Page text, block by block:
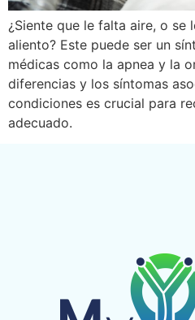
¿Siente que le falta aire, o se
aliento? Este puede ser un
médicas como la apnea y la
diferencias y los síntomas
condiciones es crucial para
adecuado.